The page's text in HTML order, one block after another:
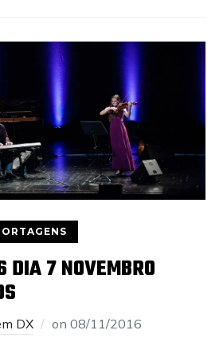
DIA 7 NOVEMBRO
DX on08/11/2016